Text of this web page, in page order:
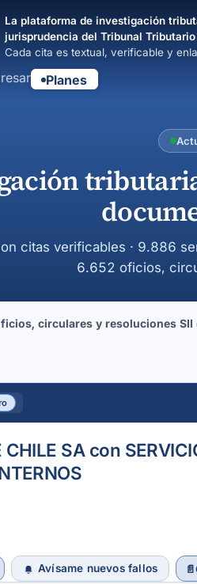
La plataforma de investigación
jurisprudencia del Tribunal
Cada cita es textual, verificable y
Planes
citas verificables · 9.886
6.652 oficios,
circulares y resoluciones
CHILE SA con
Avísame nuevos fallos 📄